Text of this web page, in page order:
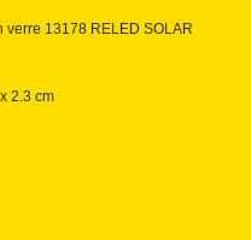
verre 13178 RELED SOLAR
2.3 cm